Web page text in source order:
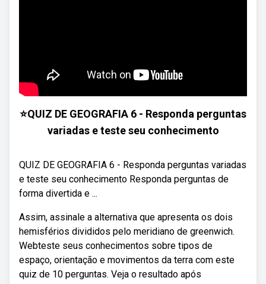
⭐QUIZ DE GEOGRAFIA 6 - Responda perguntas
variadas e teste seu conhecimento
QUIZ DE GEOGRAFIA 6 - Responda perguntas variadas
e teste seu conhecimento Responda perguntas de
forma divertida e ...
Assim, assinale a alternativa que apresenta os dois
hemisférios divididos pelo meridiano de greenwich.
Webteste seus conhecimentos sobre tipos de
espaço, orientação e movimentos da terra com este
quiz de 10 perguntas. Veja o resultado após